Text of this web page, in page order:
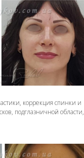
коррекция спинки и
подглазничной области,